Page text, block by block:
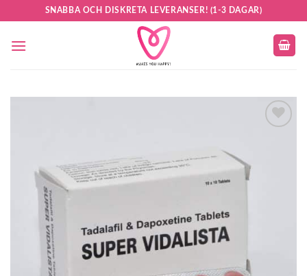
to
content
SNABBA OCH DISKRETA LEVERANSER! (1-3 DAGAR)